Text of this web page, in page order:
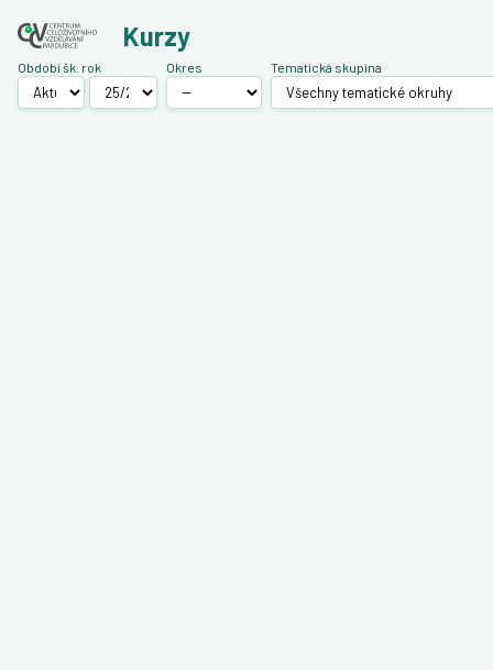
Kurzy
Období­ šk. rok Okres Tematická skupina